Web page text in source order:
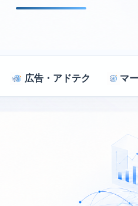
広告・アドテク